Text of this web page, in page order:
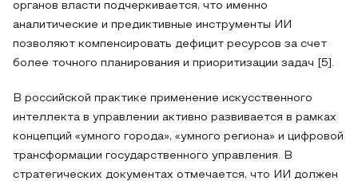
органов власти подчеркивается, что именно
аналитические и предиктивные инструменты ИИ
позволяют компенсировать дефицит ресурсов за счет
более точного планирования и приоритизации задач [5].
В российской практике применение искусственного
интеллекта в управлении активно развивается в рамках
концепций «умного города», «умного региона» и цифровой
трансформации государственного управления. В
стратегических документах отмечается, что ИИ должен